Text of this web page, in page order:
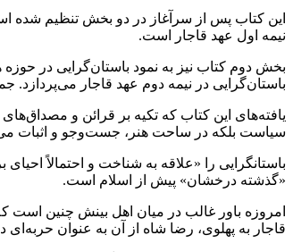
این کتاب پس از سرآغاز در دو بخش تنظیم شده
نیمه اول عهد قاجار است.
بخش دوم کتاب نیز به نمود باستان‌گرایی در
باستان‌گرایی در نیمه دوم عهد قاجار می‌پردازد.
سیاست بلکه در ساحت هنر، جست‌وجو و اثبات
باستانگرایی را «علاقه به شناخت و احتمالاً
«گذشته درخشان» پیش از اسلام است.
امروزه باور غالب در میان اهل بینش چنین است
قاجار به پهلوی، رضا شاه از آن به عنوان